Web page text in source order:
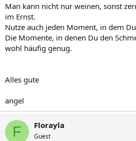
Man kann nicht nur weinen, sonst
im Ernst.
Nutze auch jeden Moment, in dem
Die Momente, in denen Du den
wohl häufig genug.
Alles gute
angel
F Florayla
Guest